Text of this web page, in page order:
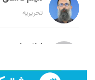
تحریریه
لیلا حنارود